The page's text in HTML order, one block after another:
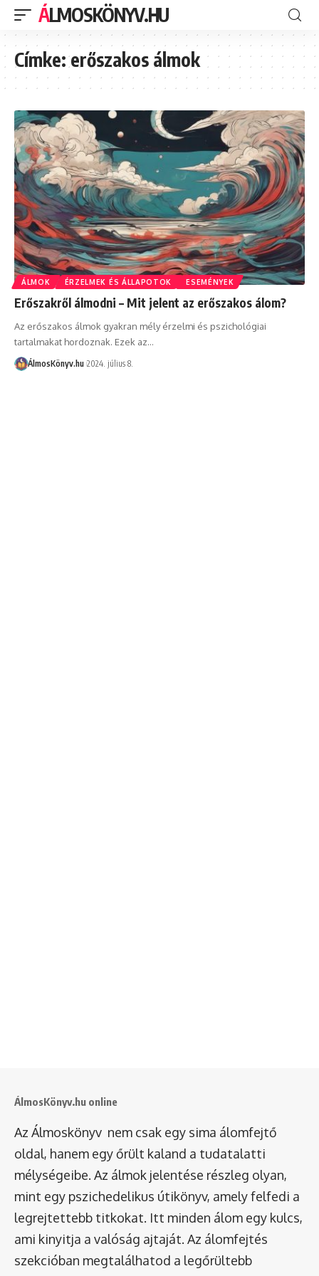
ÁLMOSKÖNYV.HU
Címke:erőszakos álmok
ÁLMOK ÉRZELMEK ÉS ÁLLAPOTOK ESEMÉNYEK
Erőszakről álmodni – Mit jelent az erőszakos álom?
Az erőszakos álmok gyakran mély érzelmi és pszichológiai
tartalmakat hordoznak. Ezek az…
ÁlmosKönyv.hu 2024. július 8.
ÁlmosKönyv.hu online
Az Álmoskönyv nem csak egy sima álomfejtő
oldal, hanem egy őrült kaland a tudatalatti
mélységeibe. Az álmok jelentése részleg olyan,
mint egy pszichedelikus útikönyv, amely felfedi a
legrejtettebb titkokat. Itt minden álom egy kulcs,
ami kinyitja a valóság ajtaját. Az álomfejtés
szekcióban megtalálhatod a legőrültebb